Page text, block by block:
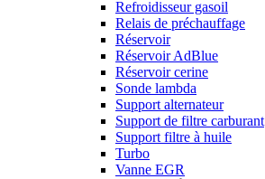
Refroidisseur gasoil
Relais de préchauffage
Réservoir
Réservoir AdBlue
Réservoir cerine
Sonde lambda
Support alternateur
Support de filtre carburant
Support filtre à huile
Turbo
Vanne EGR